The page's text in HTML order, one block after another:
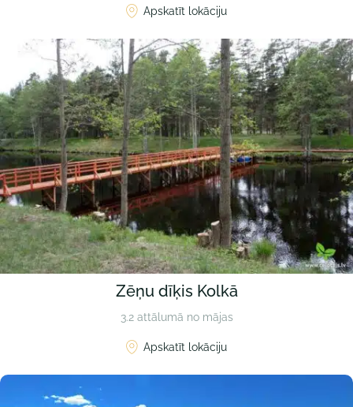
Apskatīt lokāciju
Zēņu dīķis Kolkā
3.2 attālumā no mājas
Apskatīt lokāciju